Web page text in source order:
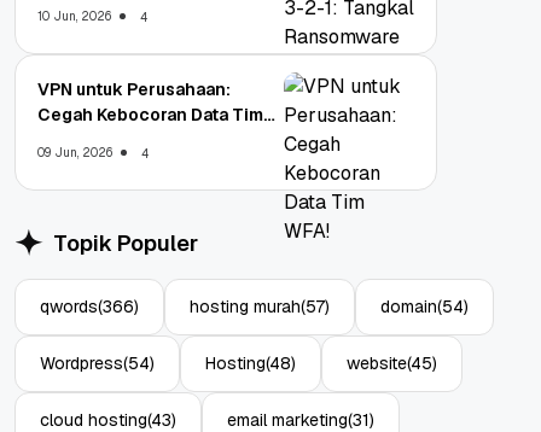
10 Jun, 2026 4
VPN untuk Perusahaan:
Cegah Kebocoran Data Tim
09 Jun, 2026 4
Topik Populer
qwords(366) hosting murah(57) domain(54)
Wordpress(54) Hosting(48) website(45)
cloud hosting(43) email marketing(31)